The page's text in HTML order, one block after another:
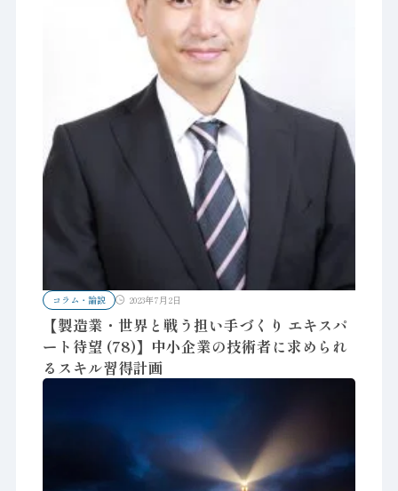
コラム・論説 2023年7月2日
【製造業・世界と戦う担い手づくり エキスパ
ート待望 (78)】中小企業の技術者に求められ
るスキル習得計画